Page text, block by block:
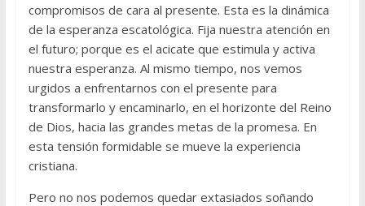
compromisos de cara al presente. Esta es la dinámica
de la esperanza escatológica. Fija nuestra atención en
el futuro; porque es el acicate que estimula y activa
nuestra esperanza. Al mismo tiempo, nos vemos
urgidos a enfrentarnos con el presente para
transformarlo y encaminarlo, en el horizonte del Reino
de Dios, hacia las grandes metas de la promesa. En
esta tensión formidable se mueve la experiencia
cristiana.
Pero no nos podemos quedar extasiados soñando